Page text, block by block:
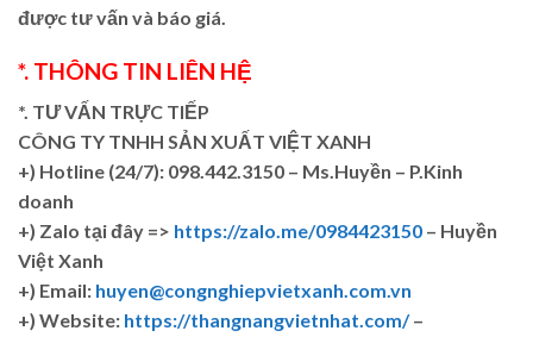
được tư vấn và báo giá.
*. THÔNG TIN LIÊN HỆ
*. TƯ VẤN TRỰC TIẾP
CÔNG TY TNHH SẢN XUẤT VIỆT XANH
+) Hotline (24/7): 098.442.3150 – Ms.Huyền – P.Kinh
doanh
+) Zalo tại đây => https://zalo.me/0984423150 – Huyền
Việt Xanh
+) Email: huyen@congnghiepvietxanh.com.vn
+) Website: https://thangnangvietnhat.com/–